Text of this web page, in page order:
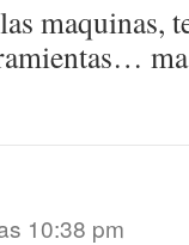
maquinas,
10:38 pm